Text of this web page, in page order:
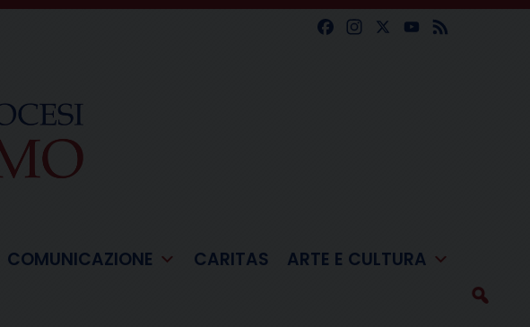
Facebook
Instagram
X YouTube
Feed
COMUNICAZIONE CARITAS
ARTE E CULTURA